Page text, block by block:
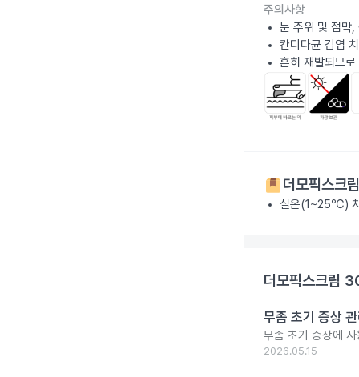
주의사항
눈 주위 및 점막,
칸디다균 감염
흔히 재발되므
더모픽스크
실온(1~25℃)
더모픽스크림
무좀 초기 증상
무좀 초기 증상에
2026.05.15